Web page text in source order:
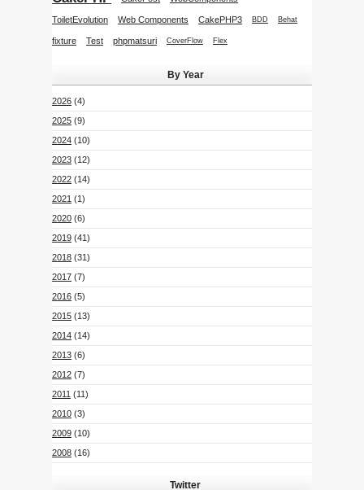
ToiletEvolution Web Components CakePHP3 BDD Behat
fixture Test phpmatsuri CoverFlow Flex
By Year
2026 (4)
2025 (9)
2024 (10)
2023 (12)
2022 (14)
2021 (1)
2020 (6)
2019 (41)
2018 (31)
2017 (7)
2016 (5)
2015 (13)
2014 (14)
2013 (6)
2012 (7)
2011 (11)
2010 (3)
2009 (10)
2008 (16)
Twitter